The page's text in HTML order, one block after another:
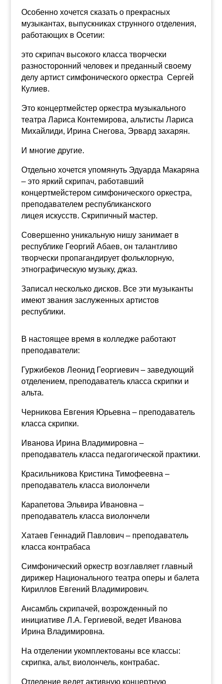
Особенно хочется сказать о прекрасных
музыкантах, выпускниках струнного отделения,
работающих в Осетии:
это скрипач высокого класса творчески
разносторонний человек и преданный своему
делу артист симфонического оркестра Сергей
Кулиев.
Это концертмейстер оркестра музыкального
театра Лариса Контемирова, альтисты Лариса
Михайлиди, Ирина Снегова, Эрвард захарян.
И многие другие.
Отдельно хочется упомянуть Эдуарда Макаряна
– это яркий скрипач, работавший
концертмейстером симфонического оркестра,
преподавателем республиканского
лицея искусств. Скрипичный мастер.
Совершенно уникальную нишу занимает в
республике Георгий Абаев, он талантливо
творчески пропагандирует фольклорную,
этнографическую музыку, джаз.
Записал несколько дисков. Все эти музыканты
имеют звания заслуженных артистов
республики.
В настоящее время в колледже работают
преподаватели:
Гуржибеков Леонид Георгиевич – заведующий
отделением, преподаватель класса скрипки и
альта.
Черникова Евгения Юрьевна – преподаватель
класса скрипки.
Иванова Ирина Владимировна –
преподаватель класса педагогической практики.
Красильникова Кристина Тимофеевна –
преподаватель класса виолончели
Карапетова Эльвира Ивановна –
преподаватель класса виолончели
Хатаев Геннадий Павлович – преподаватель
класса контрабаса
Симфонический оркестр возглавляет главный
дирижер Национального театра оперы и балета
Кириллов Евгений Владимирович.
Ансамбль скрипачей, возрожденный по
инициативе Л.А. Гергиевой, ведет Иванова
Ирина Владимировна.
На отделении укомплектованы все классы:
скрипка, альт, виолончель, контрабас.
Отделение ведет активную концертную